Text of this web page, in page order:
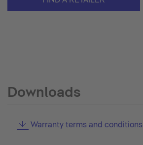
Downloads
Warranty terms and conditions